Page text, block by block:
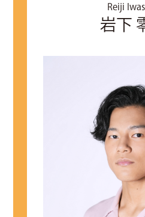
Reiji
岩下